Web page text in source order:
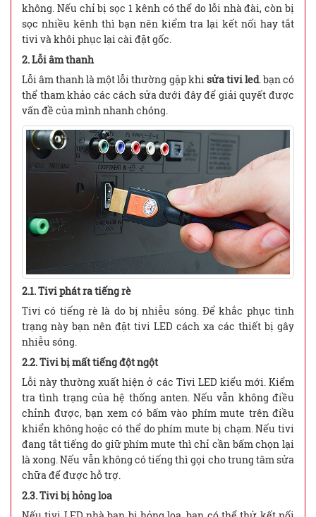
không. Nếu chỉ bị sọc 1 kênh có thể do lỗi nhà đài, còn bị
sọc nhiều kênh thì bạn nên kiểm tra lại kết nối hay tắt
tivi và khôi phục lại cài đặt gốc.
2. Lỗi âm thanh
Lỗi âm thanh là một lỗi thường gặp khi sửa tivi led. bạn có
thể tham khảo các cách sửa dưới đây để giải quyết được
vấn đề của mình nhanh chóng.
2.1. Tivi phát ra tiếng rè
Tivi có tiếng rè là do bị nhiễu sóng. Để khắc phục tình
trạng này bạn nên đặt tivi LED cách xa các thiết bị gây
nhiễu sóng.
2.2. Tivi bị mất tiếng đột ngột
Lỗi này thường xuất hiện ở các Tivi LED kiểu mới. Kiểm
tra tình trạng của hệ thống anten. Nếu vẫn không điều
chỉnh được, bạn xem có bấm vào phím mute trên điều
khiển không hoặc có thể do phím mute bị chạm. Nếu tivi
đang tắt tiếng do giữ phím mute thì chỉ cần bấm chọn lại
là xong. Nếu vẫn không có tiếng thì gọi cho trung tâm sửa
chữa để được hỗ trợ.
2.3. Tivi bị hỏng loa